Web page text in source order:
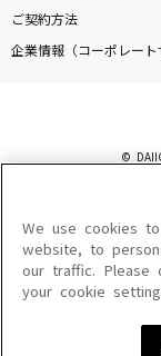
ご契約方法
企業情報（コーポレート
©
このサイトに掲載されて
を問わず、著作権法の定
を禁じます。
楽曲及びコンテンツは、
楽曲及びコンテンツの配
We use cookies
website, to
our traffic. Please
your cookie